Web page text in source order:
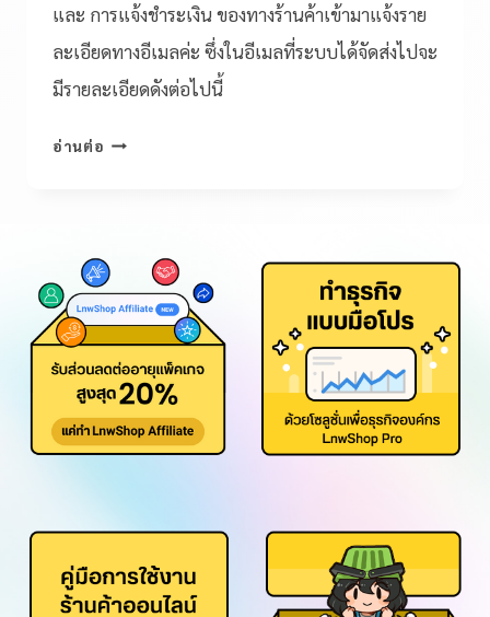
และ การแจ้งชำระเงิน ของทางร้านค้าเข้ามาแจ้งราย
ละเอียดทางอีเมลค่ะ ซึ่งในอีเมลที่ระบบได้จัดส่งไปจะ
มีรายละเอียดดังต่อไปนี้
อ่านต่อ